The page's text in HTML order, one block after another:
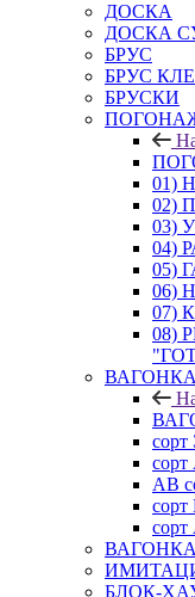
ДОСКА
ДОСКА
БРУС
БРУС
БРУСКИ
01)
02)
03)
04)
05)
06)
07)
08)
АВ
БЛОК-